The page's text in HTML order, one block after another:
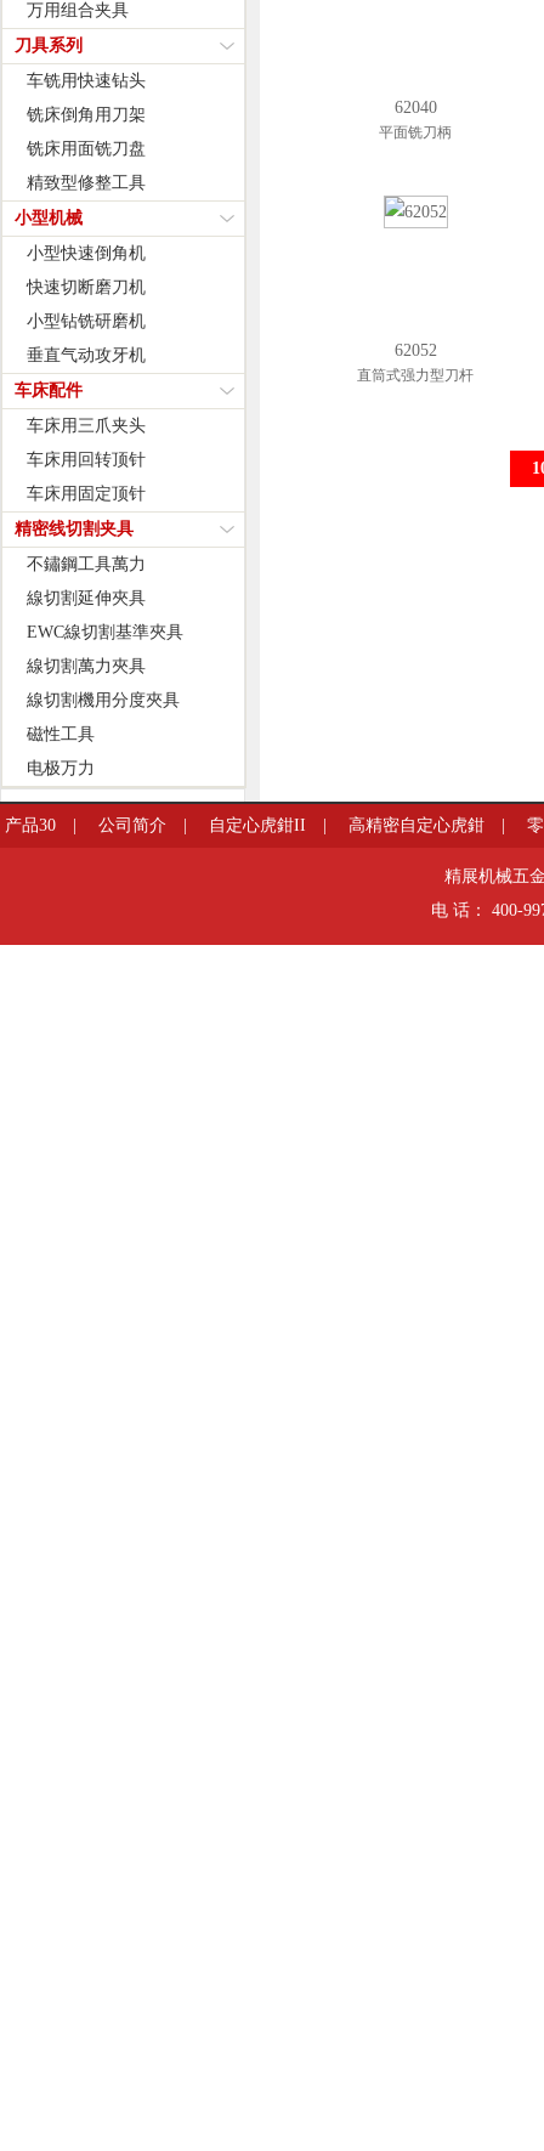
万用组合夹具
刀具系列
车铣用快速钻头
铣床倒角用刀架
铣床用面铣刀盘
精致型修整工具
小型机械
小型快速倒角机
快速切断磨刀机
小型钻铣研磨机
垂直气动攻牙机
车床配件
车床用三爪夹头
车床用回转顶针
车床用固定顶针
精密线切割夹具
不鏽鋼工具萬力
線切割延伸夾具
EWC線切割基準夾具
線切割萬力夾具
線切割機用分度夾具
磁性工具
电极万力
62040
平面铣刀柄
62052
直筒式强力型刀杆
产品30 |公司简介 自定心虎鉗II |高精密自定心虎鉗 |
HD
精展机械五
电 话： 400-